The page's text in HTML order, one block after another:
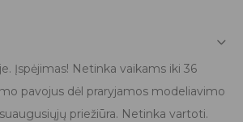
Įspėjimas! Netinka vaikams iki 36
pavojus dėl praryjamos modeliavimo
priežiūra. Netinka vartoti.